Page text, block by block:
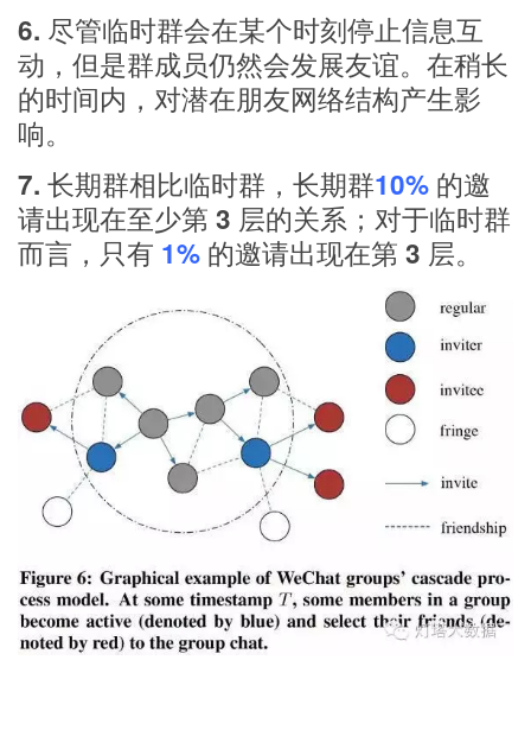
6. 尽管临时群会在某个时刻停止信息互
动，但是群成员仍然会发展友谊。在稍长
的时间内，对潜在朋友网络结构产生影
响。
7. 长期群相比临时群，长期群10% 的邀
请出现在至少第 3 层的关系；对于临时群
而言，只有 1% 的邀请出现在第 3 层。